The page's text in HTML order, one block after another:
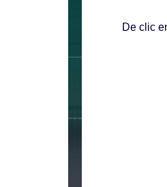
De clic